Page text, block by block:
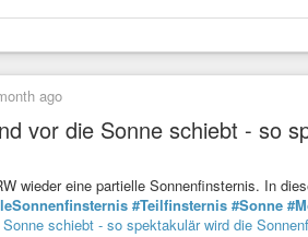
ago
vor die Sonne schiebt - so
wieder eine partielle Sonnenfinsternis. In
#Teilfinsternis #Sonne
schiebt - so spektakulär wird die